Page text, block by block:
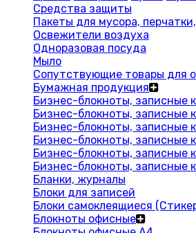
Средства защиты
Пакеты для мусора,
Освежители воздуха
Одноразовая посуда
Мыло
Сопутствующие товары для
Бумажная продукция
Бизнес-блокноты, записные
Бизнес-блокноты, записные
Бизнес-блокноты, записные
Бизнес-блокноты, записные
Бизнес-блокноты, записные
Бизнес-блокноты, записные
Бланки, журналы
Блоки для записей
Блоки самоклеящиеся
Блокноты офисные